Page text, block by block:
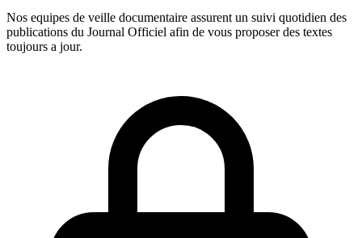
Nos equipes de veille documentaire assurent un suivi quotidien des
publications du Journal Officiel afin de vous proposer des textes
toujours a jour.